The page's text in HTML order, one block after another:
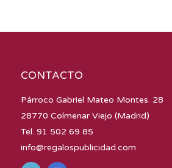
CONTACTO
Párroco Gabriel Mateo Montes. 28
28770 Colmenar Viejo (Madrid)
Tel. 91 502 69 85
info@regalospublicidad.com